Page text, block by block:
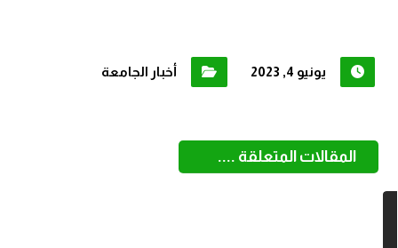
يونيو 4, 2023 أخبار الجامعة
المقالات المتعلقة ....